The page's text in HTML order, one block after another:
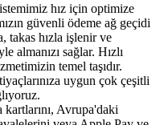
hız için optimize
güvenli ödeme ağ geçidi
takas hızla işlenir ve
almanızı sağlar. Hızlı
temel taşıdır.
uygun çok çeşitli
Avrupa'daki